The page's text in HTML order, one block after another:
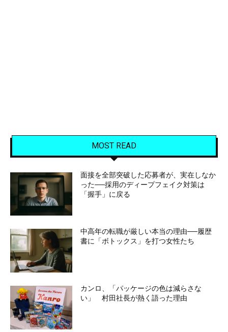
MOST READ
面接を全部突破した応募者が、実在しなか
った──採用のディープフェイク対策は
「握手」に戻る
中高年の転職が厳しい本当の理由──履歴
書に「ボトックス」を打つ女性たち
カンロ、「パッケージの色は減らさな
い」 村田社長が熱く語った理由